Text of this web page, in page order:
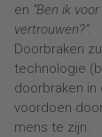
en “Ben ik
vertrouwen?”.
Doorbraken
technologie
doorbraken in
voordoen
mens te zijn.